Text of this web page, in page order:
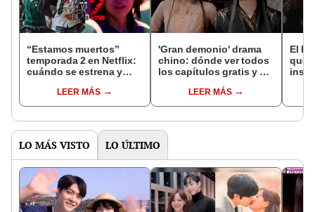
“Estamos muertos”
temporada 2 en Netflix:
cuándo se estrena y
temporadaLEER MÁS
'Gran demonio' drama
chino: dónde ver todos
los capítulos gratis y en
LEER MÁS
El k-
que
LO MÁS VISTO LO ÚLTIMO